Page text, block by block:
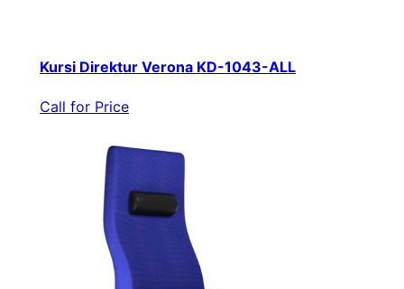
Kursi Direktur Verona KD-1043-ALL
Call for Price